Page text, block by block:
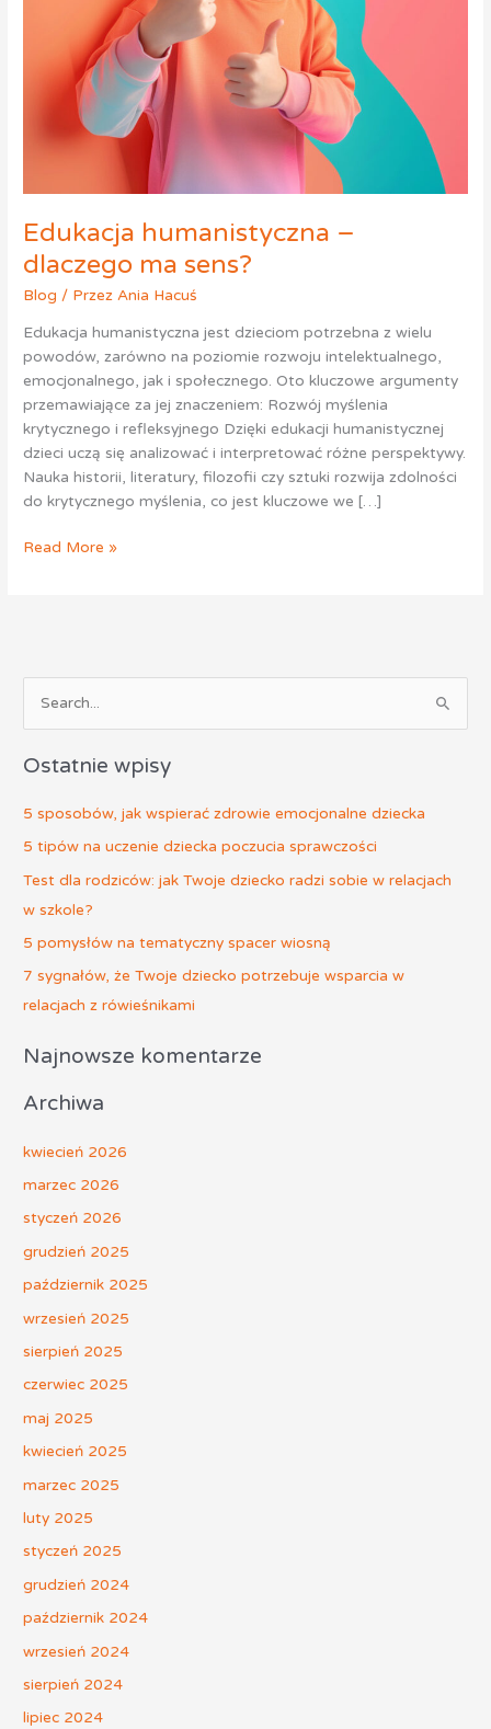
Edukacja humanistyczna –
dlaczego ma sens?
Blog / PrzezAnia Hacuś
Edukacja humanistyczna jest dzieciom potrzebna z wielu
powodów, zarówno na poziomie rozwoju intelektualnego,
emocjonalnego, jak i społecznego. Oto kluczowe argumenty
przemawiające za jej znaczeniem: Rozwój myślenia
krytycznego i refleksyjnego Dzięki edukacji humanistycznej
dzieci uczą się analizować i interpretować różne perspektywy.
Nauka historii, literatury, filozofii czy sztuki rozwija zdolności
do krytycznego myślenia, co jest kluczowe we […]
Read More »
u
j
d
l
a
:
Ostatnie wpisy
5 sposobów, jak wspierać zdrowie emocjonalne dziecka
5 tipów na uczenie dziecka poczucia sprawczości
Test dla rodziców: jak Twoje dziecko radzi sobie w relacjach
w szkole?
5 pomysłów na tematyczny spacer wiosną
7 sygnałów, że Twoje dziecko potrzebuje wsparcia w
relacjach z rówieśnikami
Najnowsze komentarze
Archiwa
kwiecień 2026
marzec 2026
styczeń 2026
grudzień 2025
październik 2025
wrzesień 2025
sierpień 2025
czerwiec 2025
maj 2025
kwiecień 2025
marzec 2025
luty 2025
styczeń 2025
grudzień 2024
październik 2024
wrzesień 2024
sierpień 2024
lipiec 2024